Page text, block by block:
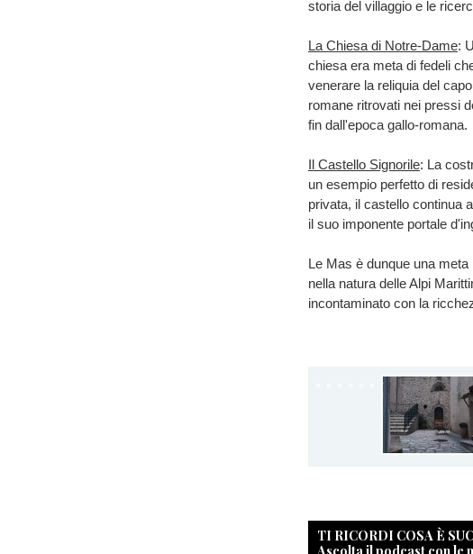
storia del villaggio e le
La Chiesa di Notre-Dame:
chiesa era meta di fedeli
venerare la reliquia del
romane ritrovati nei pressi
fin dall'epoca gallo-romana.
Il Castello Signorile: La
un esempio perfetto di
privata, il castello continua
il suo imponente portale
Le Mas è dunque una
nella natura delle Alpi
incontaminato con la
TI RICORDI COSA È
Ascolta il podcast con le